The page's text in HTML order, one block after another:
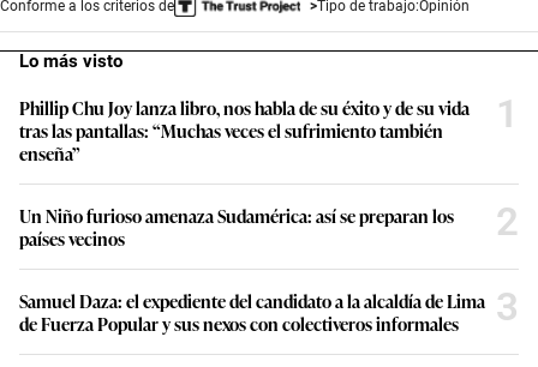
Conforme a los criterios de Tipo de trabajo:Opinión
Lo más visto
Phillip Chu Joy lanza libro, nos habla de su éxito y de su vida
tras las pantallas: “Muchas veces el sufrimiento también
enseña”
1
Un Niño furioso amenaza Sudamérica: así se preparan los
países vecinos
2
Samuel Daza: el expediente del candidato a la alcaldía de Lima
de Fuerza Popular y sus nexos con colectiveros informales
3